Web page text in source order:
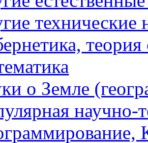
технические
теория
о Земле
научно-